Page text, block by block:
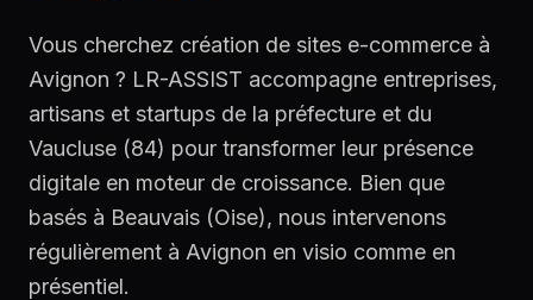
Vous cherchez création de sites e-commerce à
Avignon ? LR-ASSIST accompagne entreprises,
artisans et startups de la préfecture et du
Vaucluse (84) pour transformer leur présence
digitale en moteur de croissance. Bien que
basés à Beauvais (Oise), nous intervenons
régulièrement à Avignon en visio comme en
présentiel.